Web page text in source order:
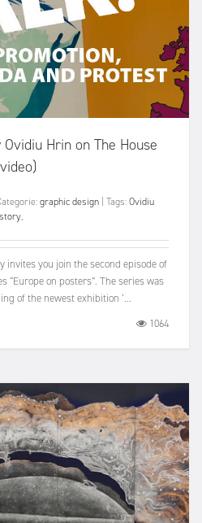
Hrin on The House
graphic design Tags:Ovidiu
,
invites you join the second episode of
“Europe on posters”. The series was
of the newest exhibition ‘...
1064